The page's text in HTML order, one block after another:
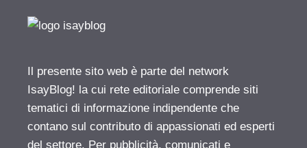
Il presente sito web è parte del network
IsayBlog! la cui rete editoriale comprende siti
tematici di informazione indipendente che
contano sul contributo di appassionati ed esperti
del settore. Per pubblicità, comunicati e